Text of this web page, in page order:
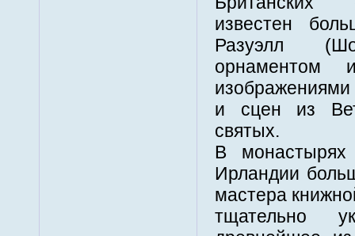
известен
Разуэлл
орнаментом
изображениями
и сцен из
святых.
В
Ирландии
мастера
тщательно